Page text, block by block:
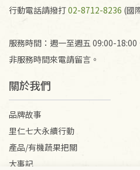
行動電話請撥打02-8712-8236 (國
服務時間：週一至週五 09:00-18:00
非服務時間來電請留言。
關於我們
品牌故事
里仁七大永續行動
產品/有機蔬果把關
大事記